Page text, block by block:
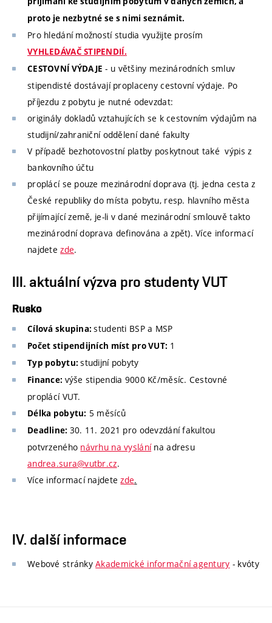
proto je nezbytné se s nimi seznámit.
Pro hledání možností studia využijte prosím
VYHLEDÁVAČ STIPENDIÍ.
CESTOVNÍ VÝDAJE - u většiny mezinárodních smluv
stipendisté dostávají proplaceny cestovní výdaje. Po
příjezdu z pobytu je nutné odevzdat:
originály dokladů vztahujících se k cestovním výdajům na
studijní/zahraniční oddělení dané fakulty
V případě bezhotovostní platby poskytnout také výpis z
bankovního účtu
proplácí se pouze mezinárodní doprava (tj. jedna cesta z
České republiky do místa pobytu, resp. hlavního města
přijímající země, je-li v dané mezinárodní smlouvě takto
mezinárodní doprava definována a zpět). Více informací
najdetezde.
III. aktuální výzva pro studenty VUT
Rusko
Cílová skupina:studenti BSP a MSP
Počet stipendijních míst pro VUT: 1
Typ pobytu:studijní pobyty
Finance: výše stipendia 9000 Kč/měsíc. Cestovné
proplácí VUT.
Délka pobytu: 5 měsíců
Deadline: 30. 11. 2021 pro odevzdání fakultou
potvrzeného návrhu na vyslánína adresu
andrea.sura@vutbr.cz.
Více informací najdetezde.
IV. další informace
Webové stránkyAkademické informační agentury - kvóty